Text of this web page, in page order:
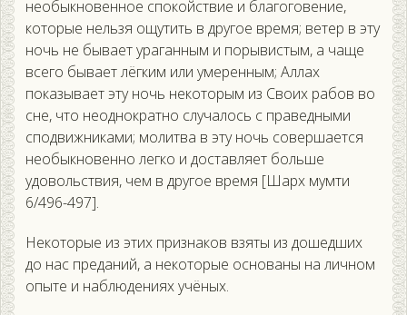
необыкновенное спокойствие и благоговение,
которые нельзя ощутить в другое время; ветер в эту
ночь не бывает ураганным и порывистым, а чаще
всего бывает лёгким или умеренным; Аллах
показывает эту ночь некоторым из Своих рабов во
сне, что неоднократно случалось с праведными
сподвижниками; молитва в эту ночь совершается
необыкновенно легко и доставляет больше
удовольствия, чем в другое время [Шарх мумти
6/496-497].
Некоторые из этих признаков взяты из дошедших
до нас преданий, а некоторые основаны на личном
опыте и наблюдениях учёных.